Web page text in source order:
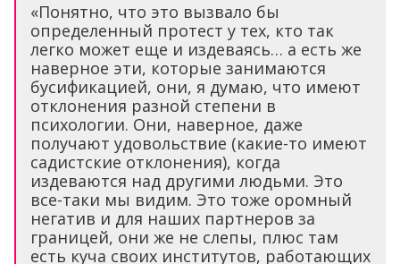
«Понятно, что это вызвало бы
определенный протест у тех, кто так
легко может еще и издеваясь… а есть же
наверное эти, которые занимаются
бусификацией, они, я думаю, что имеют
отклонения разной степени в
психологии. Они, наверное, даже
получают удовольствие (какие-то имеют
садистские отклонения), когда
издеваются над другими людьми. Это
все-таки мы видим. Это тоже оромный
негатив и для наших партнеров за
границей, они же не слепы, плюс там
есть куча своих институтов, работающих